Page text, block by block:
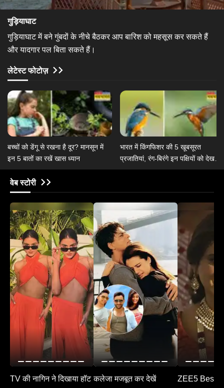
​गुड़ियाघाट​
गुड़ियाघाट में बने गुंबदों के नीचे बैठकर आप बारिश को महसूस कर सकते हैं
और यादगार पल बिता सकते हैं।
लेटेस्ट फोटोज़
बच्चों को डेंगू से रखना है दूर? मानसून में
इन 5 बातों का रखें खास ध्यान
भारत में किंगफिशर की 5 खूबसूरत
प्रजातियां, रंग-बिरंगे इन पक्षियों को देखकर
हो जाएगा मन खुश
वेब स्टोरी
TV की नागिन ने दिखाया हॉट कलेजा मजबूत कर देखें
ZEE5 Best